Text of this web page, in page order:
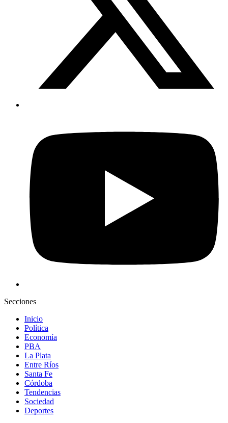
Secciones
Inicio
Política
Economía
PBA
La Plata
Entre Ríos
Santa Fe
Córdoba
Tendencias
Sociedad
Deportes